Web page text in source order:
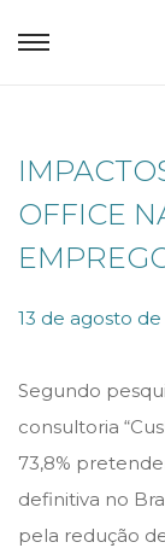
OFFICE
P
s
t
e
d
o
13 de agosto
Segundo
consultoria
73,8%
definitiva no
pela redução